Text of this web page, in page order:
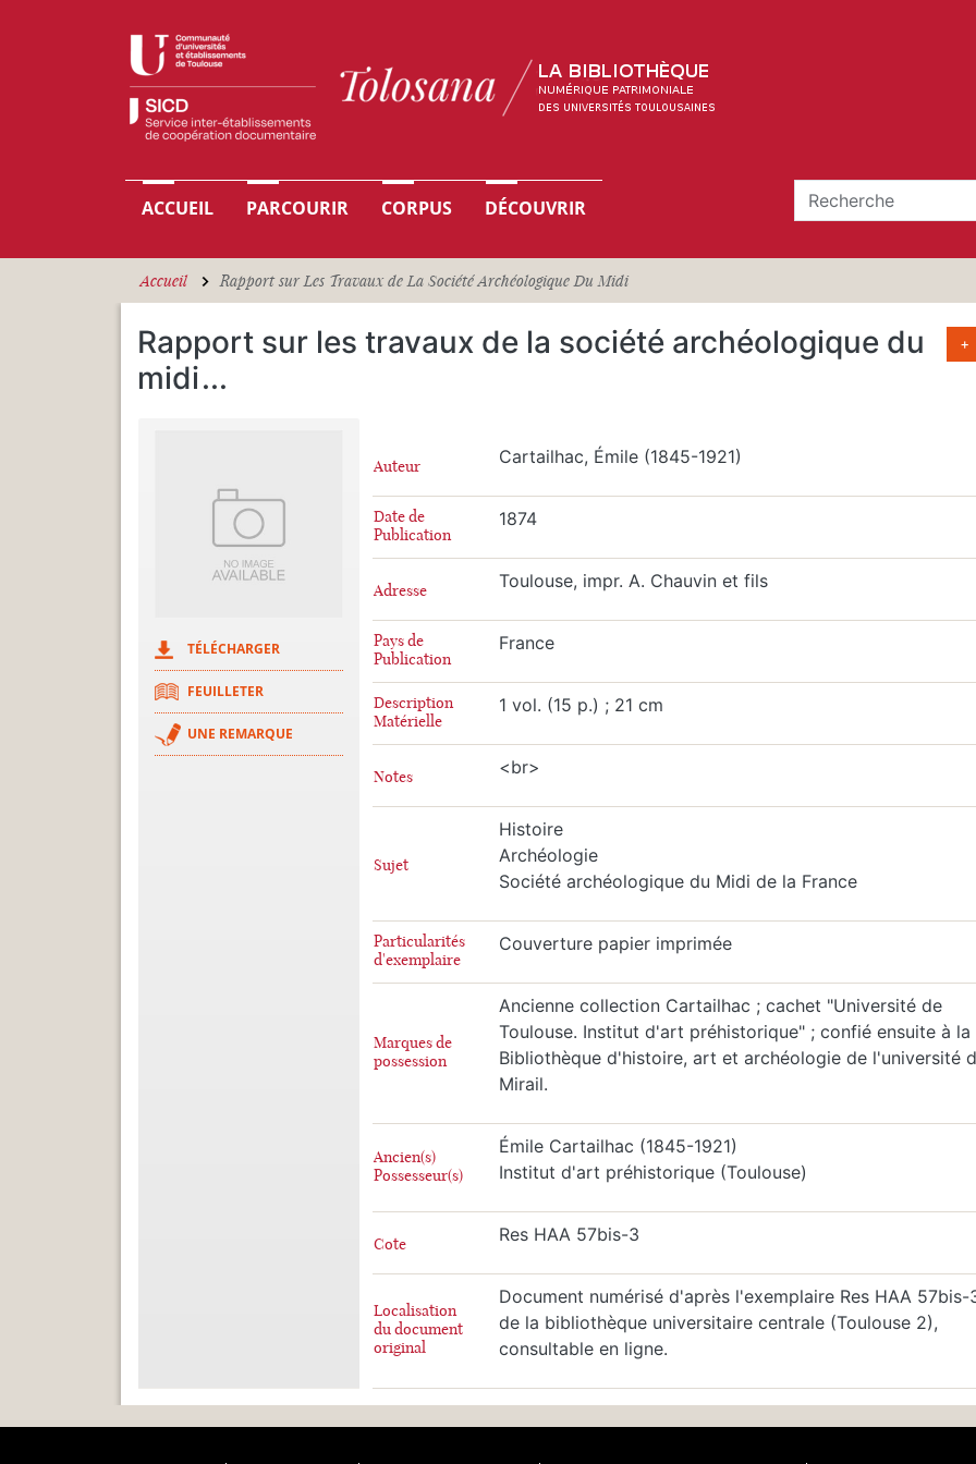
Navigation principale
ACCUEIL PARCOURIR CORPUS DÉCOUVRIR
Accueil Rapport sur Les Travaux de La Société Archéologique Du Midi
Rapport sur les travaux de la société archéologique du
midi...
+
TÉLÉCHARGER
FEUILLETER
UNE REMARQUE
Auteur Cartailhac, Émile (1845-1921)
Date de
Publication
1874
Adresse Toulouse, impr. A. Chauvin et fils
Pays de
Publication
France
Description
Matérielle
1 vol. (15 p.) ; 21 cm
Notes <br>
Sujet
Histoire
Archéologie
Société archéologique du Midi de la France
Particularités
d'exemplaire
Couverture papier imprimée
Marques de
possession
Ancienne collection Cartailhac ; cachet "Université de
Toulouse. Institut d'art préhistorique" ; confié ensuite à la
Bibliothèque d'histoire, art et archéologie de l'université
Mirail.
Ancien(s)
Possesseur(s)
Émile Cartailhac (1845-1921)
Institut d'art préhistorique (Toulouse)
Cote Res HAA 57bis-3
Localisation
du document
original
Document numérisé d'après l'exemplaire Res HAA 57bis-
de la bibliothèque universitaire centrale (Toulouse 2),
consultable en ligne.